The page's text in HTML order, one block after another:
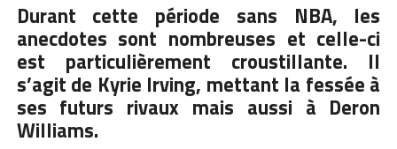
Durant cette période sans NBA, les
anecdotes sont nombreuses et celle-ci
est particulièrement croustillante. Il
s’agit de Kyrie Irving, mettant la fessée à
ses futurs rivaux mais aussi à Deron
Williams.